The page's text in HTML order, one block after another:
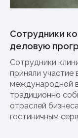
Сотрудники
деловую
Сотрудники
приняли
международной
традиционно
отраслей
гостиничным